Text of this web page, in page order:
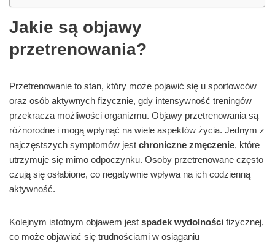
Jakie są objawy
przetrenowania?
Przetrenowanie to stan, który może pojawić się u sportowców
oraz osób aktywnych fizycznie, gdy intensywność treningów
przekracza możliwości organizmu. Objawy przetrenowania są
różnorodne i mogą wpłynąć na wiele aspektów życia. Jednym z
najczęstszych symptomów jest chroniczne zmęczenie, które
utrzymuje się mimo odpoczynku. Osoby przetrenowane często
czują się osłabione, co negatywnie wpływa na ich codzienną
aktywność.
Kolejnym istotnym objawem jest spadek wydolności fizycznej,
co może objawiać się trudnościami w osiąganiu